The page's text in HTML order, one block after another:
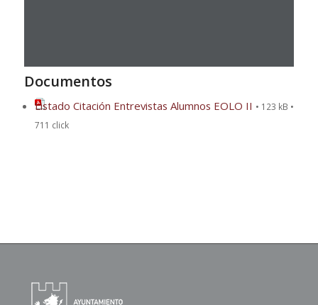
Documentos
Listado Citación Entrevistas Alumnos EOLO II • 123 kB •
711 click